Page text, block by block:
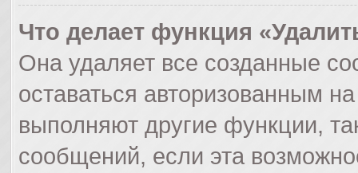
Что делает функция
Она удаляет все созданные
оставаться авторизованным
выполняют другие функции,
сообщений, если эта